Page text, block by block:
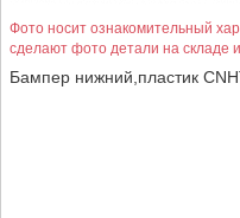
Фото носит ознакомительный
сделают фото детали на складе
Бампер нижний,пластик